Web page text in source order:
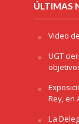
ÚLTIMAS
Video
UGT
Rey, en
La